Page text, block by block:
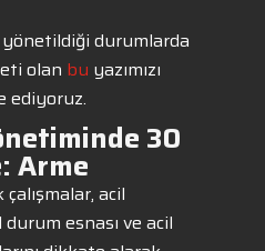
durumlarda
olan bu yazımızı
ediyoruz.
30
Arme
acil
esnası ve acil